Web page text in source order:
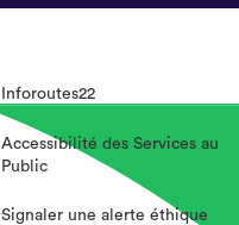
Inforoutes22
Accessibilité des Services au
Public
Signaler une alerte éthique